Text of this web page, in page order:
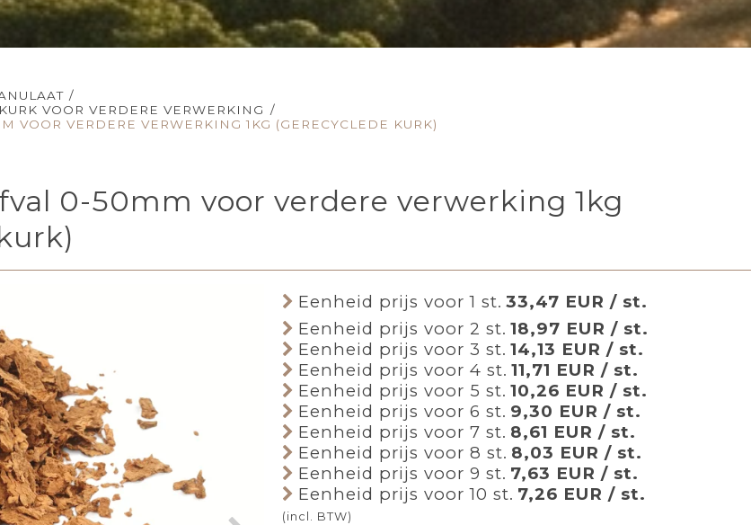
/
VOOR VERDERE VERWERKING /
VOOR VERDERE VERWERKING 1KG (GERECYCLEDE KURK)
0-50mm voor verdere verwerking 1kg
Eenheid prijs voor 1 st. 33,47 EUR / st.
Eenheid prijs voor 2 st. 18,97 EUR / st.
Eenheid prijs voor 3 st. 14,13 EUR / st.
Eenheid prijs voor 4 st. 11,71 EUR / st.
Eenheid prijs voor 5 st. 10,26 EUR / st.
Eenheid prijs voor 6 st. 9,30 EUR / st.
Eenheid prijs voor 7 st. 8,61 EUR / st.
Eenheid prijs voor 8 st. 8,03 EUR / st.
Eenheid prijs voor 9 st. 7,63 EUR / st.
Eenheid prijs voor 10 st. 7,26 EUR / st.
(incl. BTW)